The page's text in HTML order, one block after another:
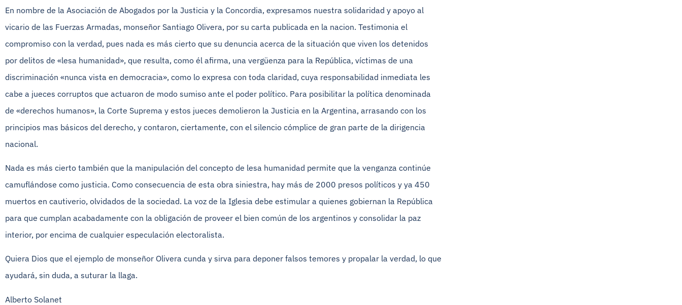
En nombre de la Asociación de Abogados por la Justicia y la Concordia, expresamos nuestra solidaridad y apoyo al
vicario de las Fuerzas Armadas, monseñor Santiago Olivera, por su carta publicada en la nacion. Testimonia el
compromiso con la verdad, pues nada es más cierto que su denuncia acerca de la situación que viven los detenidos
por delitos de «lesa humanidad», que resulta, como él afirma, una vergüenza para la República, víctimas de una
discriminación «nunca vista en democracia», como lo expresa con toda claridad, cuya responsabilidad inmediata les
cabe a jueces corruptos que actuaron de modo sumiso ante el poder político. Para posibilitar la política denominada
de «derechos humanos», la Corte Suprema y estos jueces demolieron la Justicia en la Argentina, arrasando con los
principios mas básicos del derecho, y contaron, ciertamente, con el silencio cómplice de gran parte de la dirigencia
nacional.
Nada es más cierto también que la manipulación del concepto de lesa humanidad permite que la venganza continúe
camuflándose como justicia. Como consecuencia de esta obra siniestra, hay más de 2000 presos políticos y ya 450
muertos en cautiverio, olvidados de la sociedad. La voz de la Iglesia debe estimular a quienes gobiernan la República
para que cumplan acabadamente con la obligación de proveer el bien común de los argentinos y consolidar la paz
interior, por encima de cualquier especulación electoralista.
Quiera Dios que el ejemplo de monseñor Olivera cunda y sirva para deponer falsos temores y propalar la verdad, lo que
ayudará, sin duda, a suturar la llaga.
Alberto Solanet